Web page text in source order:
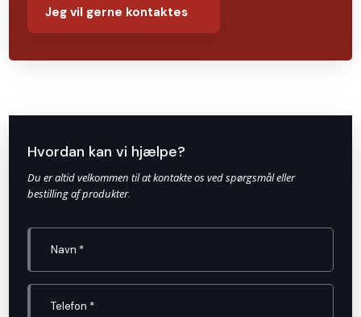
Hvordan kan vi hjælpe?
Du er altid velkommen til at kontakte os ved spørgsmål eller
bestilling af produkter.